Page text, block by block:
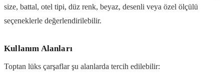
size, battal, otel tipi, düz renk, beyaz, desenli veya özel ölçülü
seçeneklerle değerlendirilebilir.
Kullanım Alanları
Toptan lüks çarşaflar şu alanlarda tercih edilebilir: